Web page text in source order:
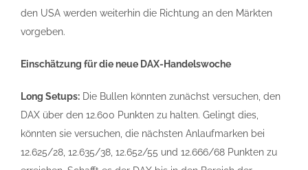
den USA werden weiterhin die Richtung an den Märkten
vorgeben.
Einschätzung für die neue DAX-Handelswoche
Long Setups: Die Bullen könnten zunächst versuchen, den
DAX über den 12.600 Punkten zu halten. Gelingt dies,
könnten sie versuchen, die nächsten Anlaufmarken bei
12.625/28, 12.635/38, 12.652/55 und 12.666/68 Punkten zu